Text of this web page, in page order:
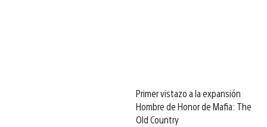
Primer vistazo a la expansión
Hombre de Honor de Mafia: The
Old Country